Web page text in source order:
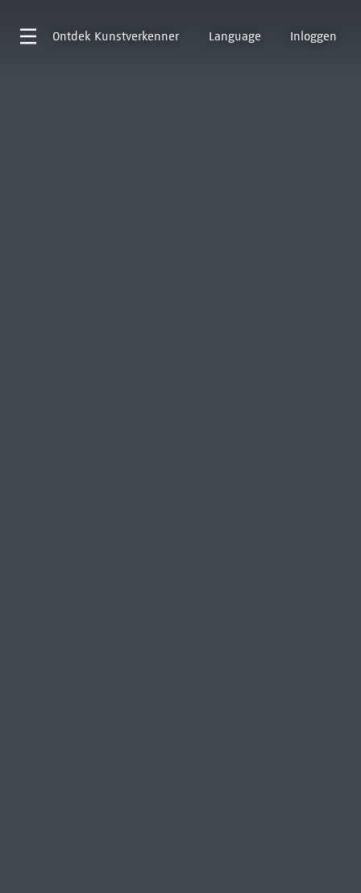
Ontdek Kunstverkenner Language Inloggen